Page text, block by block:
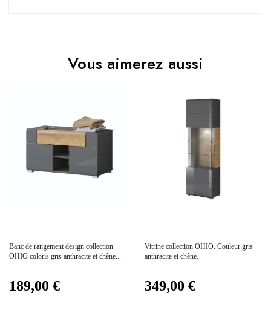
Adulte
Coloris
Dimensions 208x48x39
Empilable Non Empilable
Facile d'entretien
Vous devez vous connecter pour laisser un avis
Vous aimerez aussi
Banc de rangement design collection
OHIO coloris gris anthracite et chêne...
189,00 €
Vitrine collection OHIO. Couleur gris
anthracite et chêne.
349,00 €